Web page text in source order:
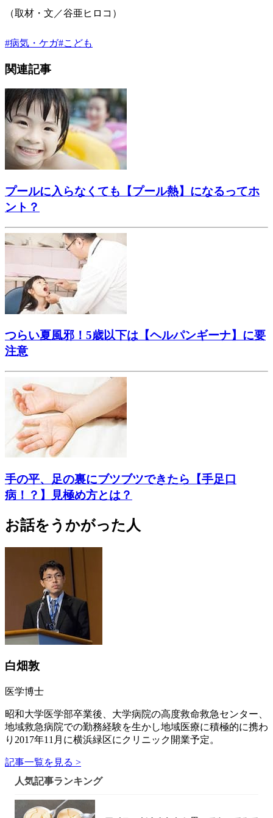
（取材・文／谷亜ヒロコ）
#病気・ケガ#こども
関連記事
プールに入らなくても【プール熱】になるってホ
ント？
つらい夏風邪！5歳以下は【ヘルパンギーナ】に要
注意
手の平、足の裏にブツブツできたら【手足口
病！？】見極め方とは？
お話をうかがった人
白畑敦
医学博士
昭和大学医学部卒業後、大学病院の高度救命救急センター、
地域救急病院での勤務経験を生かし地域医療に積極的に携わ
り2017年11月に横浜緑区にクリニック開業予定。
記事一覧を見る >
人気記事ランキング